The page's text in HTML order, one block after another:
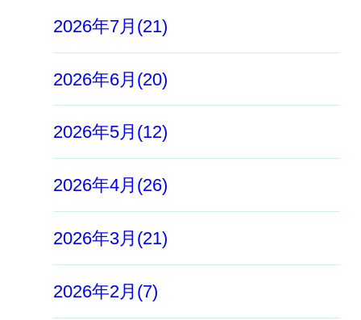
2026年7月(21)
2026年6月(20)
2026年5月(12)
2026年4月(26)
2026年3月(21)
2026年2月(7)